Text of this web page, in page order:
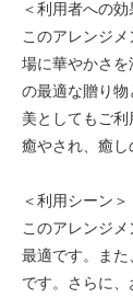
＜利用者への
このアレンジ
場に華やかさ
の最適な贈り
美としてもご
癒やされ、癒し
＜利用シーン＞
このアレンジ
最適です。ま
です。さらに